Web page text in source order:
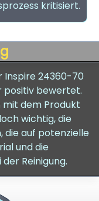
kritisiert.
Inspire 24360-70
positiv bewertet.
mit dem Produkt
wichtig, die
die auf potenzielle
und die
Reinigung.